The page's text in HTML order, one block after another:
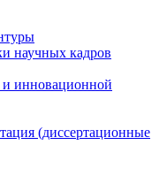
научных кадров
и инновационной
(диссертационные